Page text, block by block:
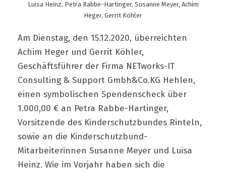
Luisa Heinz, Petra Rabbe-Hartinger, Susanne Meyer, Achim
Heger, Gerrit Köhler
Am Dienstag, den 15.12.2020, überreichten
Achim Heger und Gerrit Köhler,
Geschäftsführer der Firma NETworks-IT
Consulting & Support Gmbh&Co.KG Hehlen,
einen symbolischen Spendenscheck über
1.000,00 € an Petra Rabbe-Hartinger,
Vorsitzende des Kinderschutzbundes Rinteln,
sowie an die Kinderschutzbund-
Mitarbeiterinnen Susanne Meyer und Luisa
Heinz. Wie im Vorjahr haben sich die